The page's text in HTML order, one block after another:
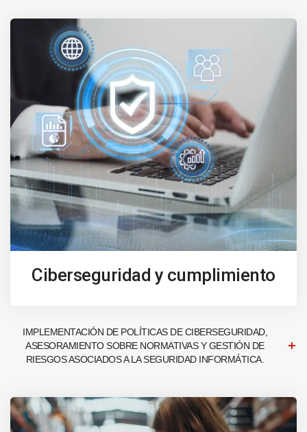
Ciberseguridad y cumplimiento
IMPLEMENTACIÓN DE POLÍTICAS DE CIBERSEGURIDAD,
ASESORAMIENTO SOBRE NORMATIVAS Y GESTIÓN DE
RIESGOS ASOCIADOS A LA SEGURIDAD INFORMÁTICA.